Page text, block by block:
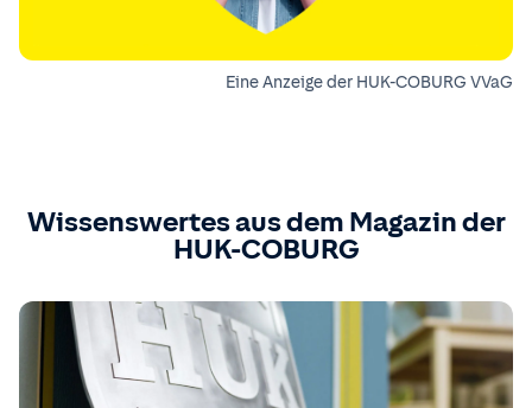
Eine Anzeige der HUK-COBURG VVaG
Wissenswertes aus dem Magazin der
HUK-COBURG